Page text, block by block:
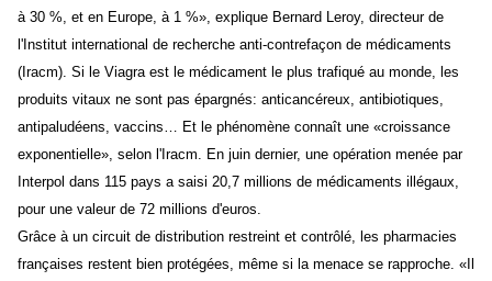
à 30 %, et en Europe, à 1 %», explique Bernard Leroy, directeur de
l'Institut international de recherche anti-contrefaçon de médicaments
(Iracm). Si le Viagra est le médicament le plus trafiqué au monde, les
produits vitaux ne sont pas épargnés: anticancéreux, antibiotiques,
antipaludéens, vaccins… Et le phénomène connaît une «croissance
exponentielle», selon l'Iracm. En juin dernier, une opération menée par
Interpol dans 115 pays a saisi 20,7 millions de médicaments illégaux,
pour une valeur de 72 millions d'euros.
Grâce à un circuit de distribution restreint et contrôlé, les pharmacies
françaises restent bien protégées, même si la menace se rapproche. «Il